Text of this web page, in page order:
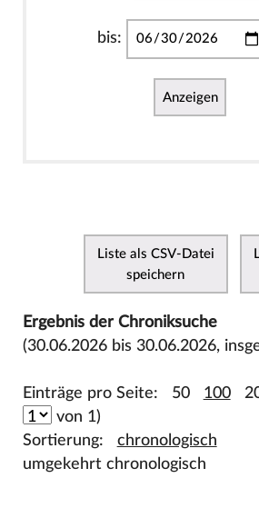
bis:
Anzeigen
Liste als CSV-Datei
speichern
Ergebnis der Chroniksuche
(30.06.2026 bis 30.06.2026,
Einträge pro Seite: 50 100
von 1)
Sortierung: chronologisch
umgekehrt chronologisch